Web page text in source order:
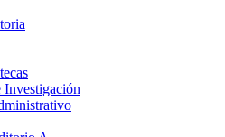
Investigación